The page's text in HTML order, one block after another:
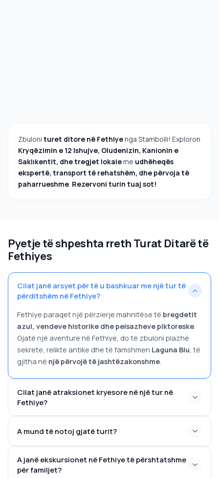
Zbuloni turet ditore në Fethiyenga Stambolli! Exploron
Kryqëzimin e 12 Ishujve, Oludenizin, Kanionin e
Saklıkentit, dhe tregjet lokaleme udhëheqës
ekspertë, transport të rehatshëm, dhe përvoja të
paharrueshme. Rezervoni turin tuaj sot!
Pyetje të shpeshta rreth Turat Ditarë të
Fethiyes
Cilat janë arsyet për të u bashkuar me një tur të
përditshëm në Fethiye?
Fethiye paraqet një përzierje mahnitëse të bregdetit
azul, vendeve historike dhe peisazheve piktoreske.
Gjatë një aventure në Fethiye, do të zbuloni plazhe
sekrete, relikte antike dhe të famshmen Laguna Blu, të
gjitha në një përvojë të jashtëzakonshme.
Cilat janë atraksionet kryesore në një tur në
Fethiye?
Plazhi Ölüdeniz– Njohur për ujin e tij azur dhe
mundësitë emocionuese për paragliding
Vale e Bletëve– Një vend i izoluar për ata që e çmojnë
natyrën
A mund të notoj gjatë turit?
A janë ekskursionet në Fethiye të përshtatshme
për familjet?